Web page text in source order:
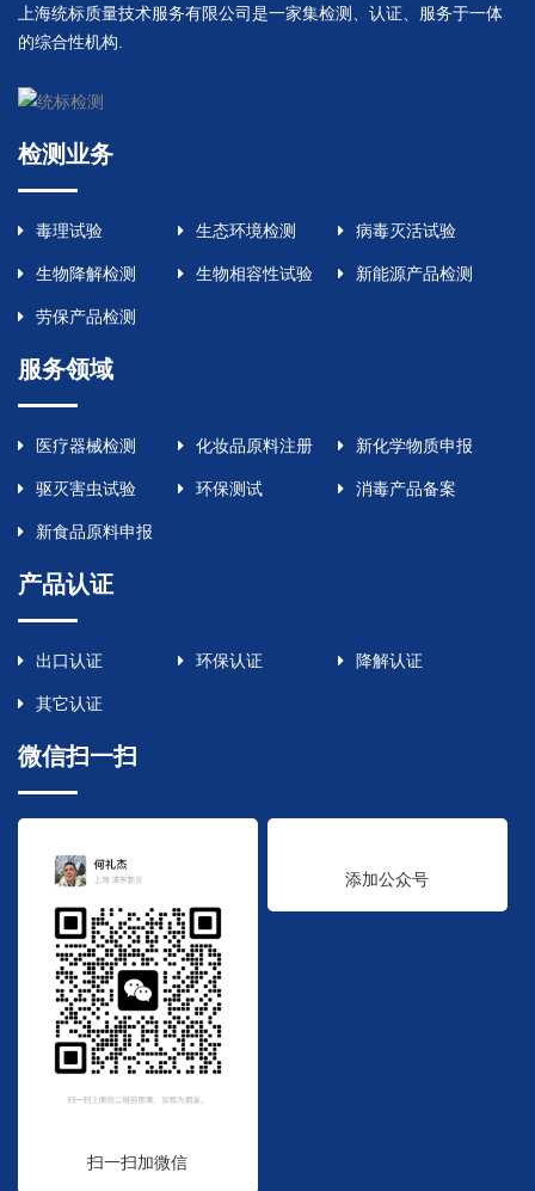
上海统标质量技术服务有限公司是一家集检测、认证、服务于一体
的综合性机构.
检测业务
毒理试验 生态环境检测 病毒灭活试验
生物降解检测 生物相容性试验 新能源产品检测
劳保产品检测
服务领域
医疗器械检测 化妆品原料注册 新化学物质申报
驱灭害虫试验 环保测试 消毒产品备案
新食品原料申报
产品认证
出口认证 环保认证 降解认证
其它认证
微信扫一扫
扫一扫加微信
添加公众号